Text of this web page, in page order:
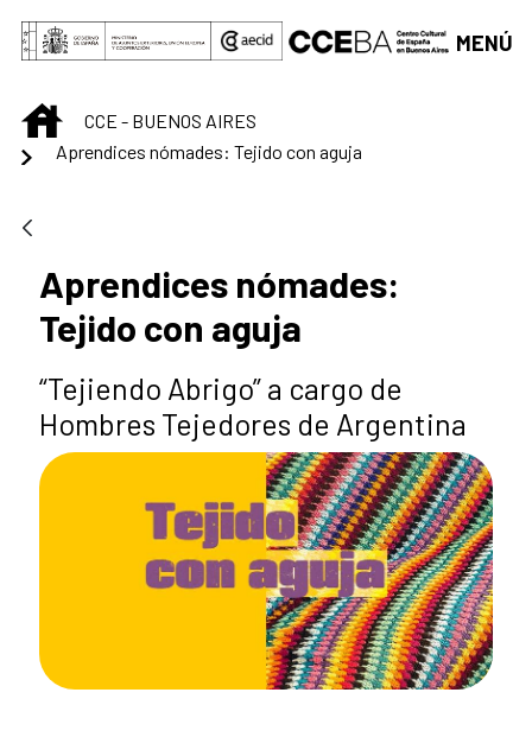
Saltar al contenido principal
MENÚ
INICIOCCE - BUENOS AIRES
Aprendices nómades: Tejido con aguja
Aprendices nómades:
Tejido con aguja
“Tejiendo Abrigo” a cargo de
Hombres Tejedores de Argentina